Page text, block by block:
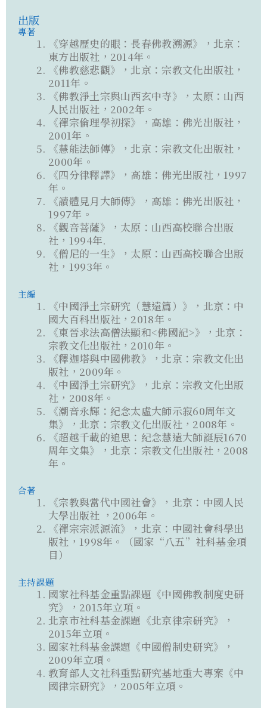
出版
專著
《穿越歷史的眼：長春佛教溯源》，北京：
東方出版社，2014年。
《佛教慈悲觀》，北京：宗教文化出版社，
2011年。
《佛教淨土宗與山西玄中寺》，太原：山西
人民出版社，2002年。
《禪宗倫理學初探》，高雄：佛光出版社，
2001年。
《慧能法師傳》，北京：宗教文化出版社，
2000年。
《四分律釋譯》，高雄：佛光出版社，1997
年。
《讀體見月大師傳》，高雄：佛光出版社，
1997年。
《觀音菩薩》，太原：山西高校聯合出版
社，1994年.
《僧尼的一生》，太原：山西高校聯合出版
社，1993年。
主編
《中國淨土宗研究（慧遠篇）》，北京：中
國大百科出版社，2018年。
《東晉求法高僧法顯和<佛國記>》，北京：
宗教文化出版社，2010年。
《釋迦塔與中國佛教》，北京：宗教文化出
版社，2009年。
《中國淨土宗研究》，北京：宗教文化出版
社，2008年。
《潮音永輝：紀念太虛大師示寂60周年文
集》，北京：宗教文化出版社，2008年。
《超越千載的追思：紀念慧遠大師誕辰1670
周年文集》，北京：宗教文化出版社，2008
年。
合著
《宗教與當代中國社會》，北京：中國人民
大學出版社 ，2006年。
《禪宗宗派源流》，北京：中國社會科學出
版社，1998年。（國家“八五”社科基金項
目）
主持課題
國家社科基金重點課題《中國佛教制度史研
究》，2015年立項。
北京市社科基金課題《北京律宗研究》，
2015年立項。
國家社科基金課題《中國僧制史研究》，
2009年立項。
教育部人文社科重點研究基地重大專案《中
國律宗研究》，2005年立項。